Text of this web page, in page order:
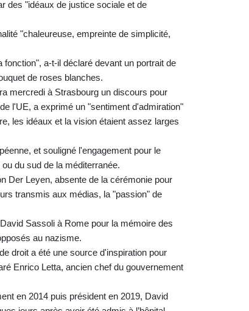
des "idéaux de justice sociale et de
"chaleureuse, empreinte de simplicité,
a-t-il déclaré devant un portrait de
de roses blanches.
mercredi à Strasbourg un discours pour
l'UE, a exprimé un "sentiment d'admiration"
les idéaux et la vision étaient assez larges
et souligné l'engagement pour le
du sud de la méditerranée.
Der Leyen, absente de la cérémonie pour
transmis aux médias, la "passion" de
Sassoli à Rome pour la mémoire des
au nazisme.
droit a été une source d'inspiration pour
Enrico Letta, ancien chef du gouvernement
en 2014 puis président en 2019, David